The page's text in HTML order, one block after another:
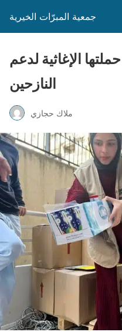
جمعية المبرّات الخيرية
الإغاثية لدعم
النازحين
ملاك حجازي